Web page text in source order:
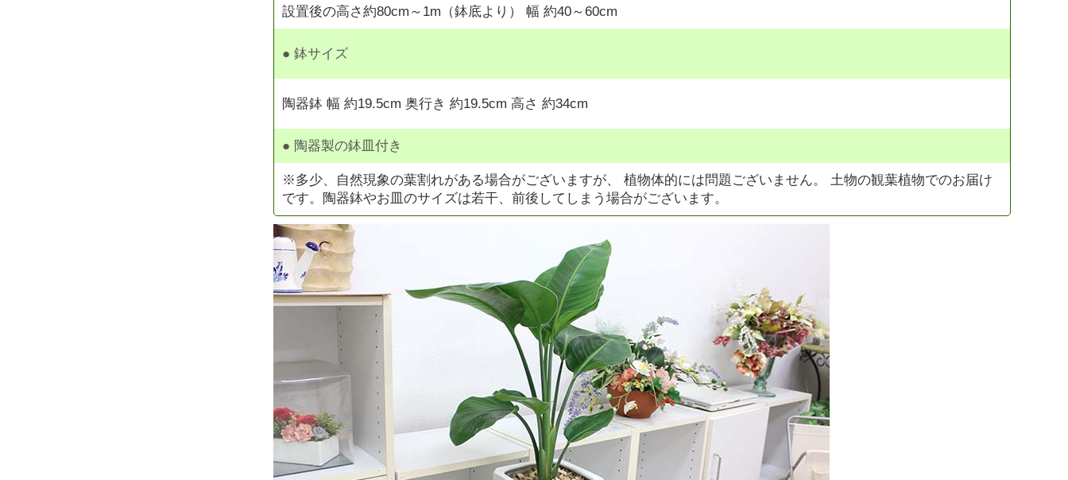
設置後の高さ約80cm～1m（鉢底より） 幅 約40～60cm
● 鉢サイズ
陶器鉢 幅 約19.5cm 奥行き 約19.5cm 高さ 約34cm
● 陶器製の鉢皿付き
※多少、自然現象の葉割れがある場合がございますが、 植物体的には問題ございません。 土物の観葉植物でのお届け
です。陶器鉢やお皿のサイズは若干、前後してしまう場合がございます。